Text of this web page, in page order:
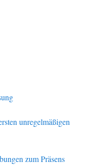
unregelmäßigen
zum Präsens